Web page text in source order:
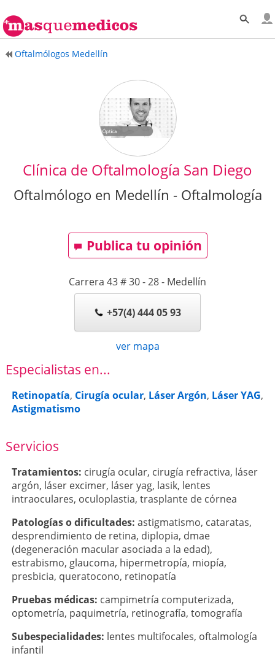
Oftalmólogos Medellín
Clínica de Oftalmología San Diego
Oftalmólogo en Medellín - Oftalmología
Publica tu opinión
Carrera 43 # 30 - 28- Medellín
+57(4) 444 05 93
ver mapa
Especialistas en...
Retinopatía, Cirugía ocular, Láser Argón, Láser YAG,
Astigmatismo
Servicios
Tratamientos: cirugía ocular, cirugía refractiva, láser
argón, láser excimer, láser yag, lasik, lentes
intraoculares, oculoplastia, trasplante de córnea
Patologí­as o dificultades: astigmatismo, cataratas,
desprendimiento de retina, diplopia, dmae
(degeneración macular asociada a la edad),
estrabismo, glaucoma, hipermetropía, miopía,
presbicia, queratocono, retinopatía
Pruebas médicas: campimetría computerizada,
optometría, paquimetría, retinografía, tomografía
Subespecialidades: lentes multifocales, oftalmología
infantil